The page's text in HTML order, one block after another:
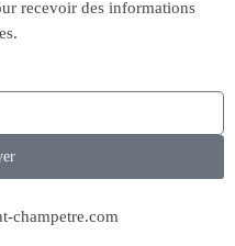
recevoir des informations